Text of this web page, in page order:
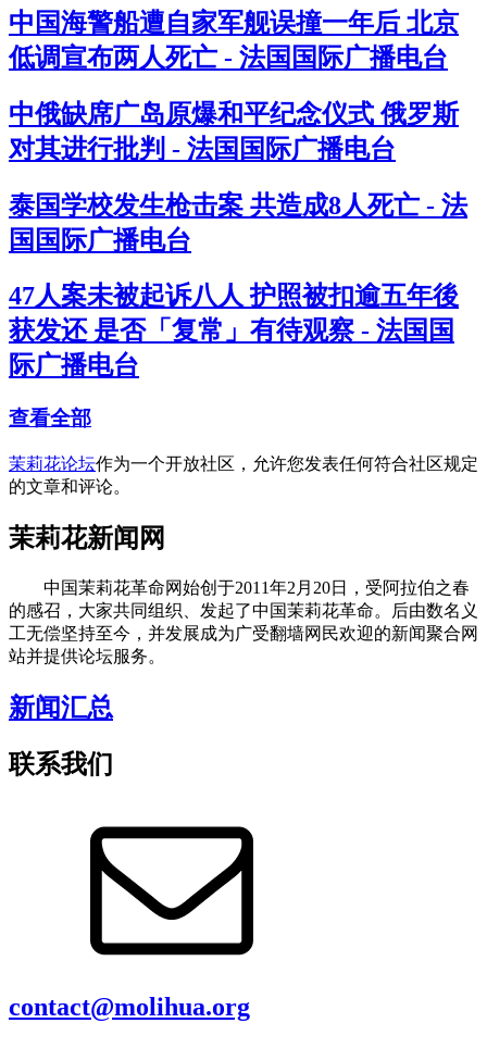
中国海警船遭自家军舰误撞一年后 北京
低调宣布两人死亡 - 法国国际广播电台
中俄缺席广岛原爆和平纪念仪式 俄罗斯
对其进行批判 - 法国国际广播电台
泰国学校发生枪击案 共造成8人死亡 - 法
国国际广播电台
47人案未被起诉八人 护照被扣逾五年後
获发还 是否「复常」有待观察 - 法国国
际广播电台
查看全部
茉莉花论坛作为一个开放社区，允许您发表任何符合社区规定
的文章和评论。
茉莉花新闻网
中国茉莉花革命网始创于2011年2月20日，受阿拉伯之春
的感召，大家共同组织、发起了中国茉莉花革命。后由数名义
工无偿坚持至今，并发展成为广受翻墙网民欢迎的新闻聚合网
站并提供论坛服务。
新闻汇总
联系我们
contact@molihua.org